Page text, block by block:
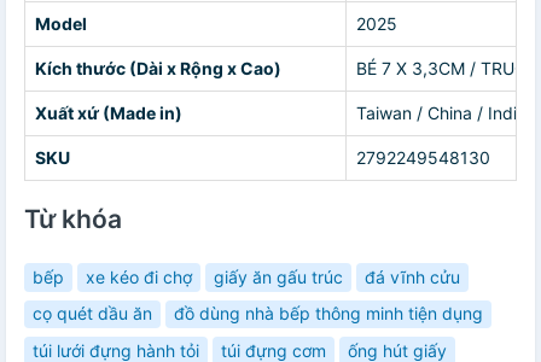
Model 2025
Kích thước (Dài x Rộng x Cao) BÉ 7 X 3,3CM / TRUG
Xuất xứ (Made in) Taiwan / China / India
SKU 2792249548130
Từ khóa
bếp xe kéo đi chợ giấy ăn gấu trúc
đá vĩnh cửu
cọ quét dầu ăn
đồ dùng nhà bếp thông minh tiện dụng
túi lưới đựng hành tỏi
túi đựng cơm
ống hút giấy